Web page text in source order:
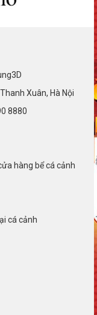
Xuân, Hà Nội
8880
hàng bể cá cảnh
cá cảnh